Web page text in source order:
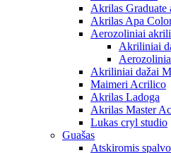
Akrilas Graduate
Akrilas Apa
Aerozoliniai
Akriliniai
Akriliniai dažai
Maimeri Acrilico
Akrilas Ladoga
Akrilas Master
Lukas cryl studio
Guašas
Atskiromis